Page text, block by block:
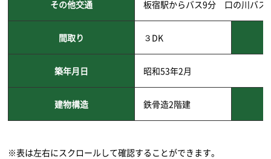
その他交通 板宿駅からバス9分 口の川バス
間取り ３DK
築年月日 昭和53年2月
建物構造 鉄骨造2階建
※表は左右にスクロールして確認することができます。